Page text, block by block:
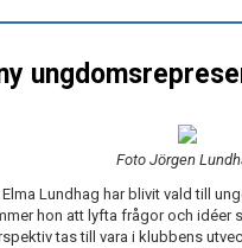
Foto Jörgen
Lundhag har blivit vald till
hon att lyfta frågor och idéer
tas till vara i klubbens